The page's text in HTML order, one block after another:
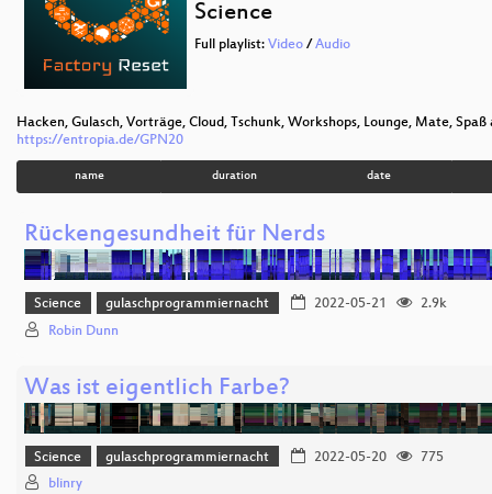
Science
Full playlist:Video /Audio
Hacken, Gulasch, Vorträge, Cloud, Tschunk, Workshops, Lounge, Mate, Spaß
https://entropia.de/GPN20
name duration date
Rückengesundheit für Nerds
Science gulaschprogrammiernacht 2022-05-21
2.9k
Robin Dunn
Was ist eigentlich Farbe?
Science gulaschprogrammiernacht 2022-05-20
775
blinry